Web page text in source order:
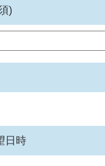
)
日時